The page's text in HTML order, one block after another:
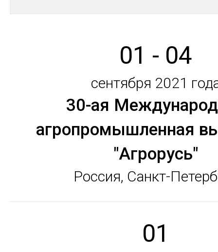
01 - 04
сентября 2021
30-ая
агропромышленная
"Агрорусь"
Россия, Санкт-
01